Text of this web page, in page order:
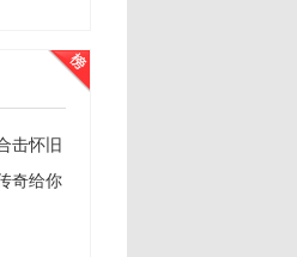
击怀旧
奇给你